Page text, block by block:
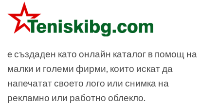
e създаден като онлайн каталог в помощ на
малки и големи фирми, които искат да
напечатат своето лого или снимка на
рекламно или работно облекло.